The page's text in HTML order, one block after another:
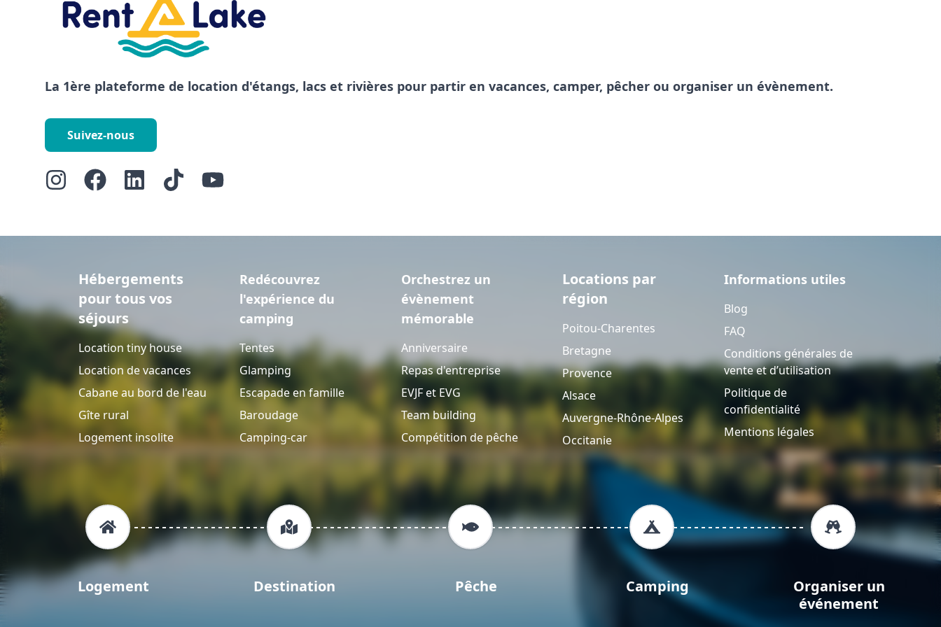
La 1ère plateforme de location d'étangs, lacs et rivières pour partir en vacances, camper, pêcher ou organiser un évènement.
Suivez-nous
Hébergements
pour tous vos
séjours
Location tiny house
Location de vacances
Cabane au bord de l'eau
Gîte rural
Logement insolite
Redécouvrez
l'expérience du
camping
Tentes
Glamping
Escapade en famille
Baroudage
Camping-car
Orchestrez un
évènement
mémorable
Anniversaire
Repas d'entreprise
EVJF et EVG
Team building
Compétition de pêche
Locations par
région
Poitou-Charentes
Bretagne
Provence
Alsace
Auvergne-Rhône-Alpes
Occitanie
Informations utiles
Blog
FAQ
Conditions générales de
vente et d’utilisation
Politique de
confidentialité
Mentions légales
Logement Destination Pêche Camping
Organiser un
événement